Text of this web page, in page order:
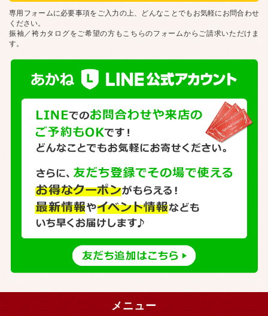
専用フォームに必要事項をご入力の上、どんなことでもお気軽にお問合わせ
ください。
振袖／袴カタログをご希望の方もこちらのフォームからご請求いただけま
す。
メニュー